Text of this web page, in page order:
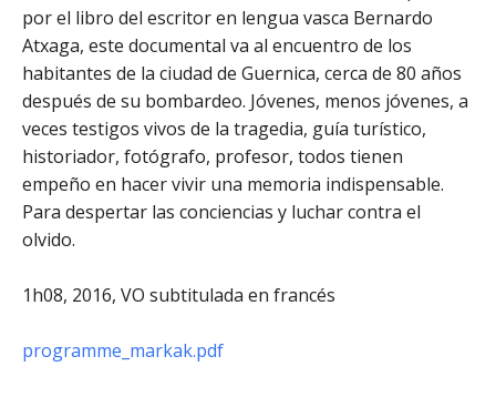
por el libro del escritor en lengua vasca Bernardo
Atxaga, este documental va al encuentro de los
habitantes de la ciudad de Guernica, cerca de 80 años
después de su bombardeo. Jóvenes, menos jóvenes, a
veces testigos vivos de la tragedia, guía turístico,
historiador, fotógrafo, profesor, todos tienen
empeño en hacer vivir una memoria indispensable.
Para despertar las conciencias y luchar contra el
olvido.
1h08, 2016, VO subtitulada en francés
programme_markak.pdf